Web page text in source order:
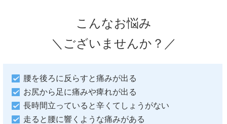
こんなお悩み
＼ございませんか？／
腰を後ろに反らすと痛みが出る
お尻から足に痛みや痺れが出る
長時間立っていると辛くてしょうがない
走ると腰に響くような痛みがある